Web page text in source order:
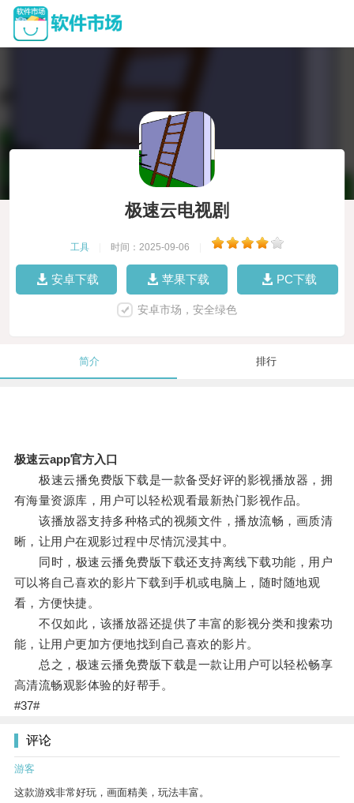
极速云电视剧
工具 时间：2025-09-06
安卓下载 苹果下载 PC下载
安卓市场，安全绿色
简介 排行
极速云app官方入口
极速云播免费版下载是一款备受好评的影视播放器，拥
有海量资源库，用户可以轻松观看最新热门影视作品。
该播放器支持多种格式的视频文件，播放流畅，画质清
晰，让用户在观影过程中尽情沉浸其中。
同时，极速云播免费版下载还支持离线下载功能，用户
可以将自己喜欢的影片下载到手机或电脑上，随时随地观
看，方便快捷。
不仅如此，该播放器还提供了丰富的影视分类和搜索功
能，让用户更加方便地找到自己喜欢的影片。
总之，极速云播免费版下载是一款让用户可以轻松畅享
高清流畅观影体验的好帮手。
#37#
评论
游客
这款游戏非常好玩，画面精美，玩法丰富。